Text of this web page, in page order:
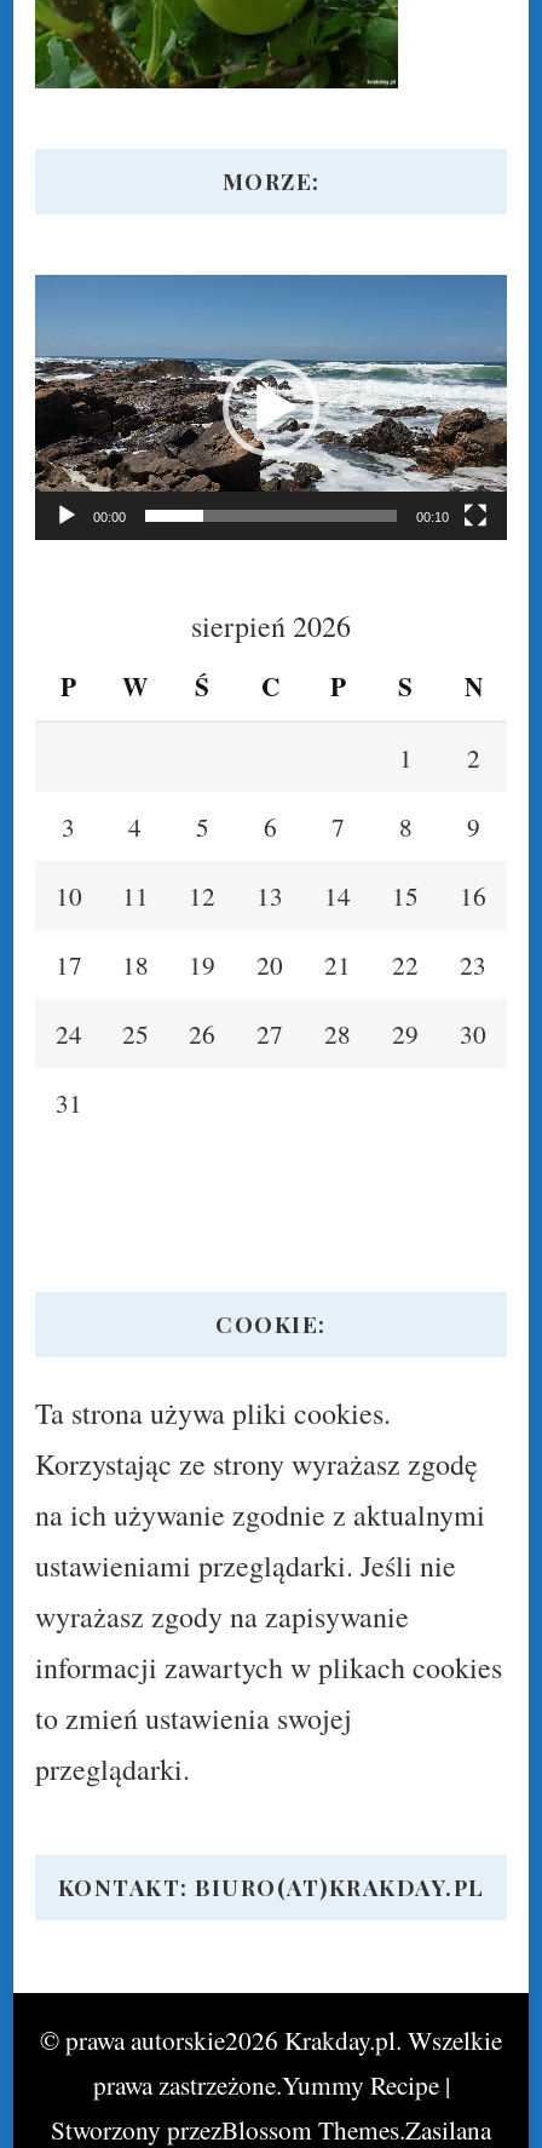
MORZE:
video
00:00 00:10
sierpień 2026
P W Ś C P S N
1
2
3
4 5 6 7 8
9
10
11 12 13 14 15
16
17
18 19 20 21 22
23
24
25 26 27 28 29
30
31
COOKIE:
Ta strona używa pliki cookies.
Korzystając ze strony wyrażasz zgodę
na ich używanie zgodnie z aktualnymi
ustawieniami przeglądarki. Jeśli nie
wyrażasz zgody na zapisywanie
informacji zawartych w plikach cookies
to zmień ustawienia swojej
przeglądarki.
KONTAKT: BIURO(AT)KRAKDAY.PL
© prawa autorskie2026 Krakday.pl. Wszelkie
prawa zastrzeżone.Yummy Recipe |
Stworzony przezBlossom Themes.Zasilana